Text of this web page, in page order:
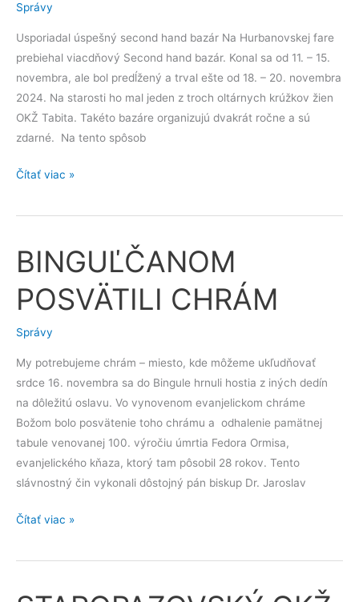
Správy
Usporiadal úspešný second hand bazár Na Hurbanovskej fare
prebiehal viacdňový Second hand bazár. Konal sa od 11. – 15.
novembra, ale bol predĺžený a trval ešte od 18. – 20. novembra
2024. Na starosti ho mal jeden z troch oltárnych krúžkov žien
OKŽ Tabita. Takéto bazáre organizujú dvakrát ročne a sú
zdarné. Na tento spôsob
Tabita
Čítať viac »
BINGUĽČANOM
POSVÄTILI CHRÁM
Správy
My potrebujeme chrám – miesto, kde môžeme ukľudňovať
srdce 16. novembra sa do Bingule hrnuli hostia z iných dedín
na dôležitú oslavu. Vo vynovenom evanjelickom chráme
Božom bolo posvätenie toho chrámu a odhalenie pamätnej
tabule venovanej 100. výročiu úmrtia Fedora Ormisa,
evanjelického kňaza, ktorý tam pôsobil 28 rokov. Tento
slávnostný čin vykonali dôstojný pán biskup Dr. Jaroslav
BINGUĽČANOM
POSVÄTILI
CHRÁM
Čítať viac »
STAROPAZOVSKÝ